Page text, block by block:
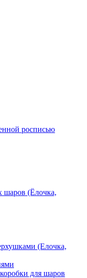
росписью
шаров (Ёлочка,
(Елочка,
для шаров